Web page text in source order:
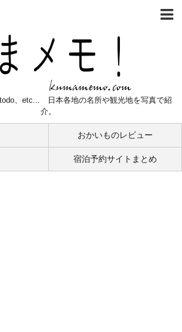
、etc... 日本各地の名所や観光地を写真で紹
介。
おかいものレビュー
宿泊予約サイトまとめ